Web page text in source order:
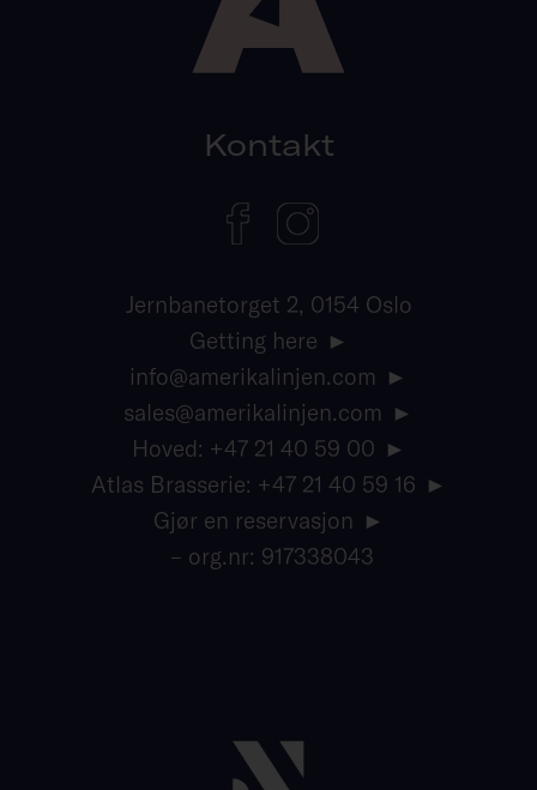
Kontakt
Jernbanetorget 2, 0154 Oslo
Getting here
info@amerikalinjen.com
sales@amerikalinjen.com
Hoved: +47 21 40 59 00
Atlas Brasserie: +47 21 40 59 16
Gjør en reservasjon
– org.nr: 917338043